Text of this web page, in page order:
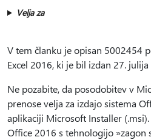
Velja za
V tem članku je opisan 5002454
Excel 2016, ki je bil izdan 27.
Ne pozabite, da posodobitev v
prenose velja za izdajo sistema
aplikaciji Microsoft Installer
Office 2016 s tehnologijo